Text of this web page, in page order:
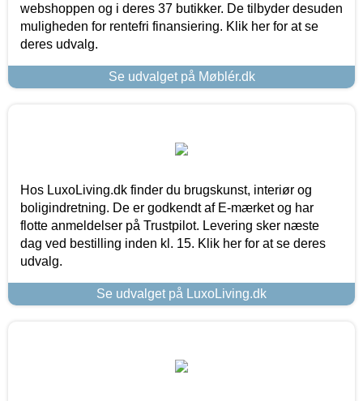
webshoppen og i deres 37 butikker. De tilbyder desuden
muligheden for rentefri finansiering. Klik her for at se
deres udvalg.
Se udvalget på Møblér.dk
Hos LuxoLiving.dk finder du brugskunst, interiør og
boligindretning. De er godkendt af E-mærket og har
flotte anmeldelser på Trustpilot. Levering sker næste
dag ved bestilling inden kl. 15. Klik her for at se deres
udvalg.
Se udvalget på LuxoLiving.dk